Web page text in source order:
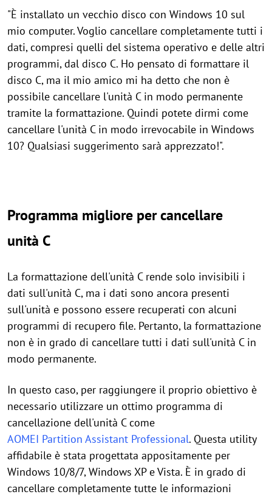
"È installato un vecchio disco con Windows 10 sul
mio computer. Voglio cancellare completamente tutti i
dati, compresi quelli del sistema operativo e delle altri
programmi, dal disco C. Ho pensato di formattare il
disco C, ma il mio amico mi ha detto che non è
possibile cancellare l'unità C in modo permanente
tramite la formattazione. Quindi potete dirmi come
cancellare l'unità C in modo irrevocabile in Windows
10? Qualsiasi suggerimento sarà apprezzato!".
Programma migliore per cancellare
unità C
La formattazione dell'unità C rende solo invisibili i
dati sull'unità C, ma i dati sono ancora presenti
sull'unità e possono essere recuperati con alcuni
programmi di recupero file. Pertanto, la formattazione
non è in grado di cancellare tutti i dati sull'unità C in
modo permanente.
In questo caso, per raggiungere il proprio obiettivo è
necessario utilizzare un ottimo programma di
cancellazione dell'unità C come
AOMEI Partition Assistant Professional. Questa utility
affidabile è stata progettata appositamente per
Windows 10/8/7, Windows XP e Vista. È in grado di
cancellare completamente tutte le informazioni